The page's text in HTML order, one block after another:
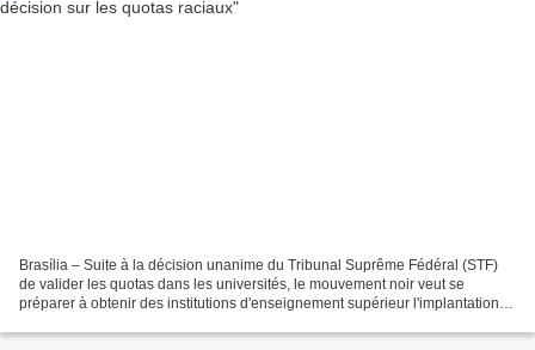
Brasília – Suite à la décision unanime du Tribunal Suprême Fédéral (STF)
de valider les quotas dans les universités, le mouvement noir veut se
préparer à obtenir des institutions d'enseignement supérieur l'implantation